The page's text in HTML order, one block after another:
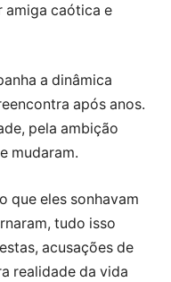
amiga caótica e
a dinâmica
após anos.
pela ambição
mudaram.
que eles sonhavam
tudo isso
acusações de
realidade da vida